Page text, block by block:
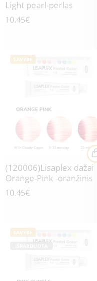
Light pearl-perlas
10.45€
SAVYBĖ
(120006)Lisaplex dažai
Orange-Pink -oranžinis
10.45€
SAVYBĖ